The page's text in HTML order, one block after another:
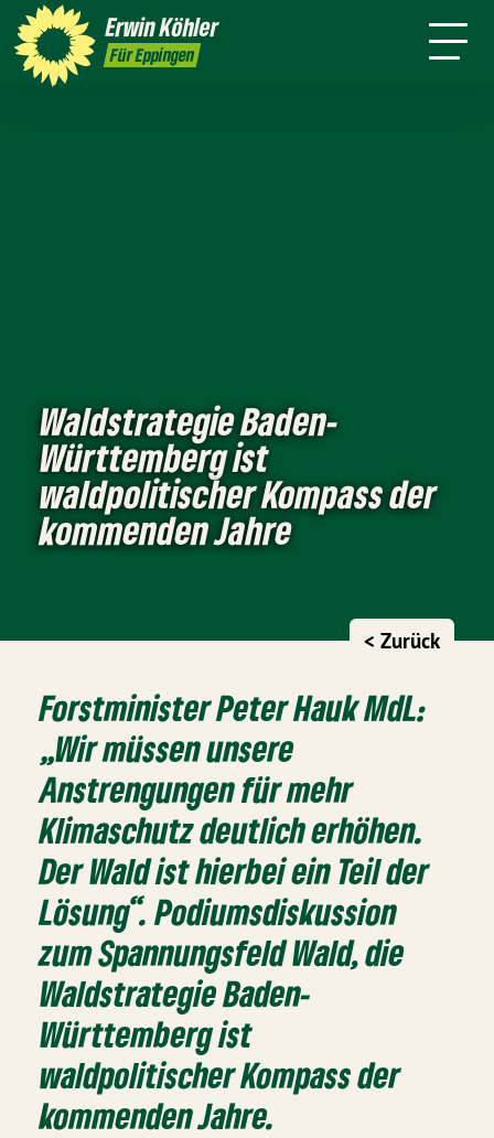
ErwinKöhler
Für Eppingen
Leichte Sprache
Wahlkreis
Waldstrategie Baden-
Württemberg ist
waldpolitischer Kompass der
kommenden Jahre
< Zurück
Forstminister Peter Hauk MdL:
„Wir müssen unsere
Anstrengungen für mehr
Klimaschutz deutlich erhöhen.
Der Wald ist hierbei ein Teil der
Lösung“. Podiumsdiskussion
zum Spannungsfeld Wald, die
Waldstrategie Baden-
Württemberg ist
waldpolitischer Kompass der
kommenden Jahre.